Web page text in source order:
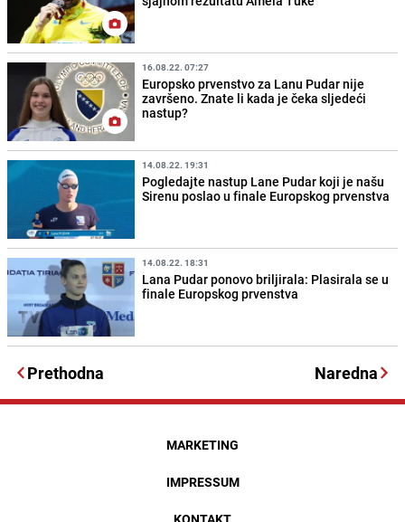
16.08.22. 07:27
Europsko prvenstvo za Lanu Pudar nije
završeno. Znate li kada je čeka sljedeći
nastup?
14.08.22. 19:31
Pogledajte nastup Lane Pudar koji je našu
Sirenu poslao u finale Europskog prvenstva
14.08.22. 18:31
Lana Pudar ponovo briljirala: Plasirala se u
finale Europskog prvenstva
Prethodna Naredna
MARKETING
IMPRESSUM